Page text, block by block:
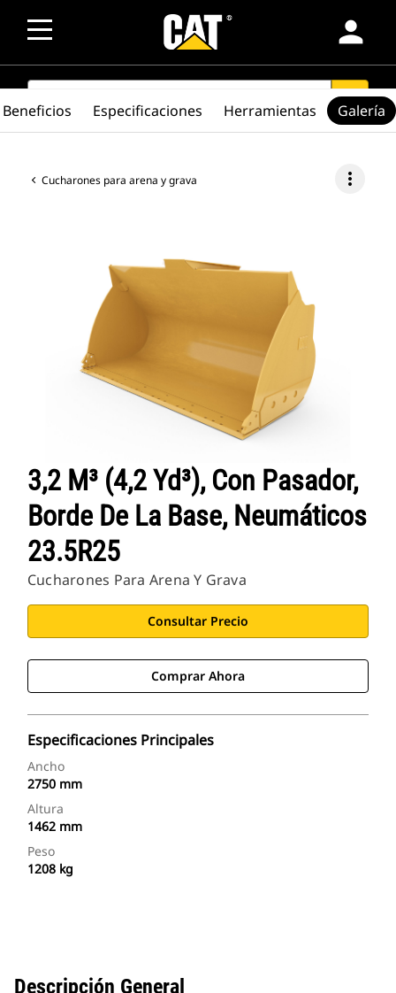
person
SEARCH search
Cucharones para arena y grava more_vert
3,2 M³ (4,2 Yd³), Con Pasador,
Borde De La Base, Neumáticos
23.5R25
Cucharones Para Arena Y Grava
Consultar Precio
Comprar Ahora
Especificaciones Principales
Ancho
2750 mm
Altura
1462 mm
Peso
1208 kg
Beneficios Especificaciones Herramientas Galería
Descripción General